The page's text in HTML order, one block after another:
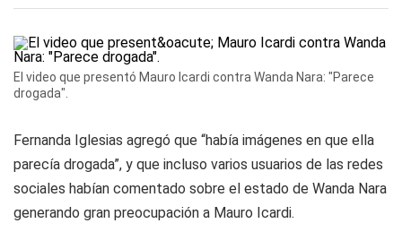
El video que presentó Mauro Icardi contra Wanda Nara: "Parece
drogada".
Fernanda Iglesias agregó que “había imágenes en que ella
parecía drogada”, y que incluso varios usuarios de las redes
sociales habían comentado sobre el estado de Wanda Nara
generando gran preocupación a Mauro Icardi.